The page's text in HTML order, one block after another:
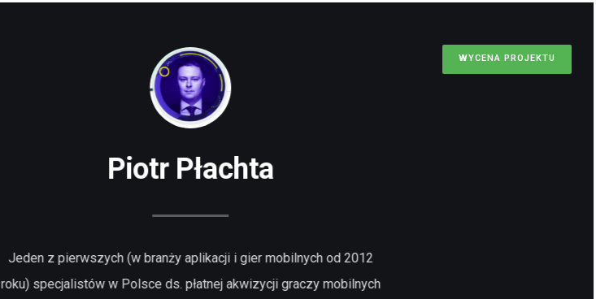
WYCENA PROJEKTU
Piotr Płachta
Jeden z pierwszych (w branży aplikacji i gier mobilnych od 2012
roku) specjalistów w Polsce ds. płatnej akwizycji graczy mobilnych